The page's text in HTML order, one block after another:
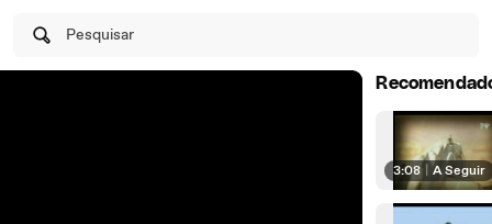
Pesquisar
3:08 A Seguir